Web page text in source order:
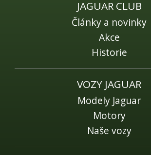
JAGUAR CLUB
Články a novinky
Akce
Historie
VOZY JAGUAR
Modely Jaguar
Motory
Naše vozy